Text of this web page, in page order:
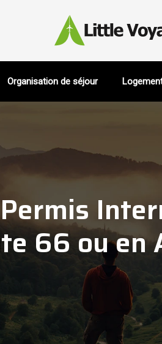
Organisation de séjour
66 ou en